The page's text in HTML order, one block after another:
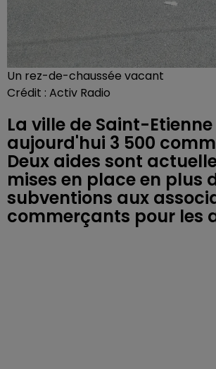
Un rez-de-chaussée vacant
Crédit : Activ Radio
La ville de Saint-
aujourd'hui 3 500
Deux aides sont
mises en place en plus
subventions aux
commerçants pour les